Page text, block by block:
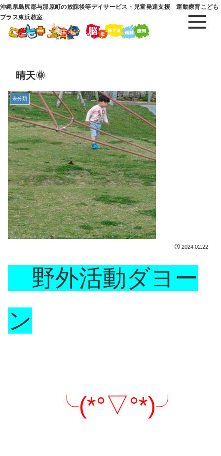
沖縄県島尻郡与那原町の放課後等デイサービス・児童発達支援 運動療育こども
プラス東浜教室
晴天🌞
未分類
2024.02.22
野外活動ダヨー
ン
╰(*°▽°*)╯